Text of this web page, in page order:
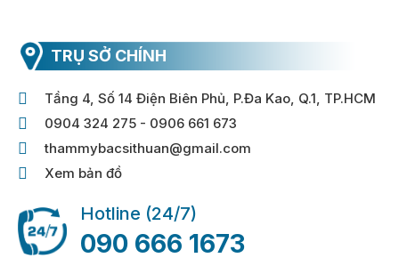
TRỤ SỞ CHÍNH
Tầng 4, Số 14 Điện Biên Phủ, P.Đa Kao, Q.1, TP.HCM
0904 324 275 - 0906 661 673
thammybacsithuan@gmail.com
Xem bản đồ
Hotline (24/7)
090 666 1673